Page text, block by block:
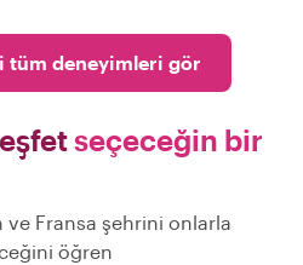
tüm deneyimleri gör
seçeceğin bir
Fransa şehrini onlarla
öğren